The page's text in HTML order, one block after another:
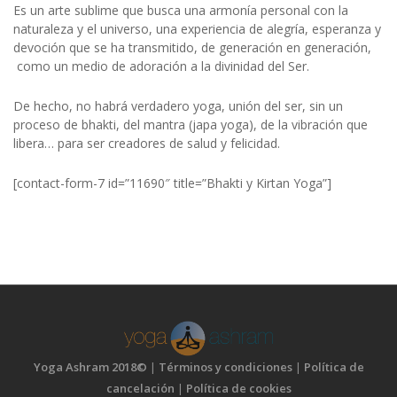
Es un arte sublime que busca una armonía personal con la
naturaleza y el universo, una experiencia de alegría, esperanza y
devoción que se ha transmitido, de generación en generación,
como un medio de adoración a la divinidad del Ser.
De hecho, no habrá verdadero yoga, unión del ser, sin un
proceso de bhakti, del mantra (japa yoga), de la vibración que
libera… para ser creadores de salud y felicidad.
[contact-form-7 id=”11690″ title=”Bhakti y Kirtan Yoga”]
Yoga Ashram 2018© | Términos y condiciones| Política de
cancelación | Política de cookies